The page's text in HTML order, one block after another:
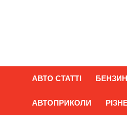
АВТО СТАТТІ
АВТОПРИКОЛИ